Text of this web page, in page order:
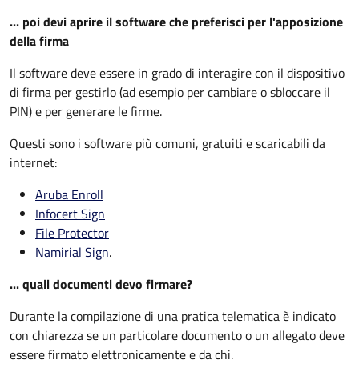
... poi devi aprire il software che preferisci per l'apposizione
della firma
Il software deve essere in grado di interagire con il dispositivo
di firma per gestirlo (ad esempio per cambiare o sbloccare il
PIN) e per generare le firme.
Questi sono i software più comuni, gratuiti e scaricabili da
internet:
Aruba Enroll
Infocert Sign
File Protector
Namirial Sign.
... quali documenti devo firmare?
Durante la compilazione di una pratica telematica è indicato
con chiarezza se un particolare documento o un allegato deve
essere firmato elettronicamente e da chi.